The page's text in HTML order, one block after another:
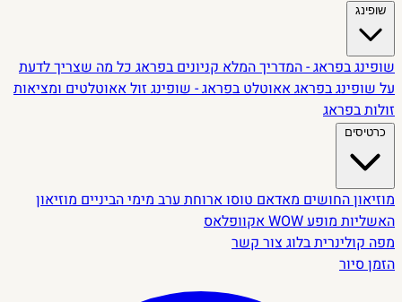
שופינג
שופינג בפראג - המדריך המלאקניונים בפראגכל מה שצריך לדעת
על שופינג בפראגאאוטלט בפראג - שופינג זולאאוטלטים ומציאות
זולות בפראג
כרטיסים
מוזיאון החושיםמאדאם טוסוארוחת ערב מימי הבינייםמוזיאון
האשליותמופע WOW
אקוופלאס
מפה קולינריתבלוגצור קשר
הזמן סיור